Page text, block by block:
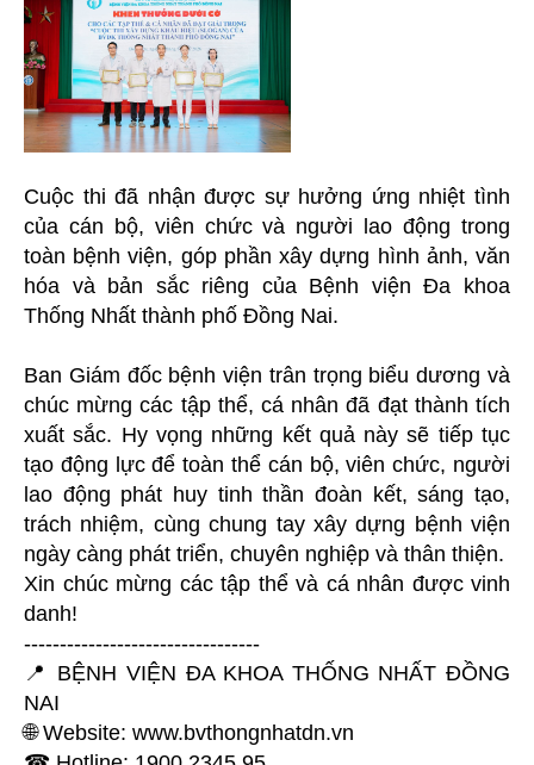
Cuộc thi đã nhận được sự hưởng ứng nhiệt tình
của cán bộ, viên chức và người lao động trong
toàn bệnh viện, góp phần xây dựng hình ảnh, văn
hóa và bản sắc riêng của Bệnh viện Đa khoa
Thống Nhất thành phố Đồng Nai.
Ban Giám đốc bệnh viện trân trọng biểu dương và
chúc mừng các tập thể, cá nhân đã đạt thành tích
xuất sắc. Hy vọng những kết quả này sẽ tiếp tục
tạo động lực để toàn thể cán bộ, viên chức, người
lao động phát huy tinh thần đoàn kết, sáng tạo,
trách nhiệm, cùng chung tay xây dựng bệnh viện
ngày càng phát triển, chuyên nghiệp và thân thiện.
Xin chúc mừng các tập thể và cá nhân được vinh
danh!
---------------------------------
📍 BỆNH VIỆN ĐA KHOA THỐNG NHẤT ĐỒNG
NAI
🌐 Website: www.bvthongnhatdn.vn